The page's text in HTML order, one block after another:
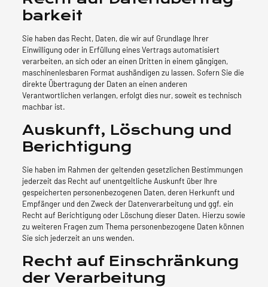
barkeit
Sie haben das Recht, Daten, die wir auf Grundlage Ihrer
Einwilligung oder in Erfüllung eines Vertrags automatisiert
verarbeiten, an sich oder an einen Dritten in einem gängigen,
maschinenlesbaren Format aushändigen zu lassen. Sofern Sie die
direkte Übertragung der Daten an einen anderen
Verantwortlichen verlangen, erfolgt dies nur, soweit es technisch
machbar ist.
Auskunft, Löschung und
Berichtigung
Sie haben im Rahmen der geltenden gesetzlichen Bestimmungen
jederzeit das Recht auf unentgeltliche Auskunft über Ihre
gespeicherten personenbezogenen Daten, deren Herkunft und
Empfänger und den Zweck der Datenverarbeitung und ggf. ein
Recht auf Berichtigung oder Löschung dieser Daten. Hierzu sowie
zu weiteren Fragen zum Thema personenbezogene Daten können
Sie sich jederzeit an uns wenden.
Recht auf Einschränkung
der Verarbeitung